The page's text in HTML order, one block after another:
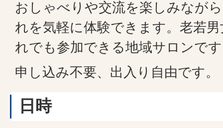
おしゃべりや交流を楽しみなが
れを気軽に体験できます。老若
れでも参加できる地域サロンで
申し込み不要、出入り自由です。
日時